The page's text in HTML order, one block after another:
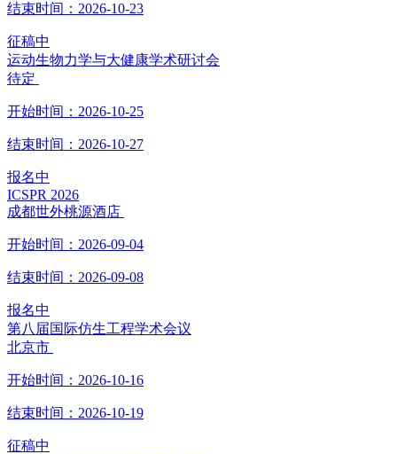
结束时间： 2026-10-23
征稿中
运动生物力学与大健康学术研讨会
待定
开始时间： 2026-10-25
结束时间： 2026-10-27
报名中
ICSPR 2026
成都世外桃源酒店
开始时间： 2026-09-04
结束时间： 2026-09-08
报名中
第八届国际仿生工程学术会议
北京市
开始时间： 2026-10-16
结束时间： 2026-10-19
征稿中